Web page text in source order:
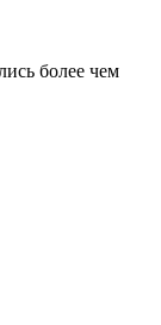
более чем